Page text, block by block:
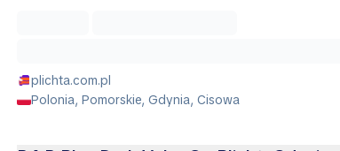
plichta.com.pl
Polonia, Pomorskie, Gdynia, Cisowa